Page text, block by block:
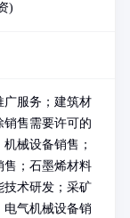
)
广服务；建筑材
售需要许可的
械设备销售；
售；石墨烯材料
技术研发；采矿
电气机械设备销